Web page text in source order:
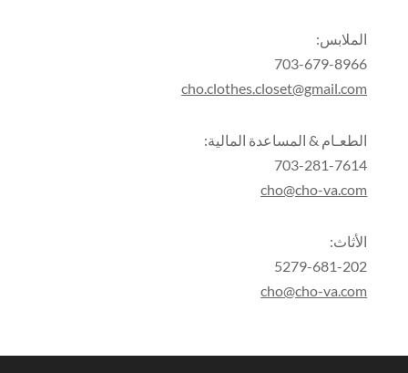
الملابس:
703-679-8966
cho.clothes.closet@gmail.com
الطعـام & المساعدة المالية:
703-281-7614
cho@cho-va.com
الأثاث:
5279-681-202
cho@cho-va.com